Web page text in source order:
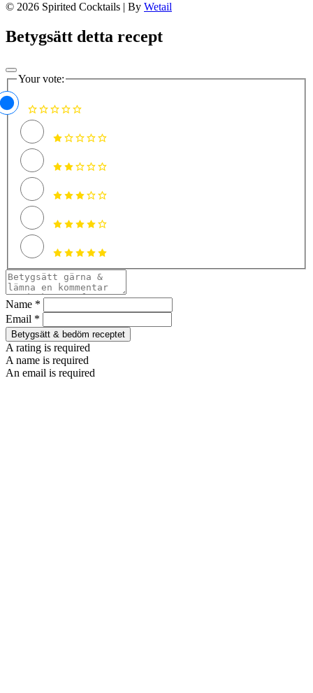
© 2026 Spirited Cocktails | By Wetail
Betygsätt detta recept
Your vote:
Name *
Email *
Betygsätt & bedöm receptet
A rating is required
A name is required
An email is required